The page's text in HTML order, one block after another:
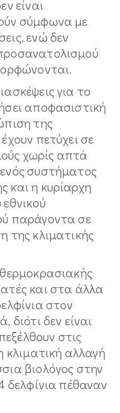
είναι
σύμφωνα με
ενώ δεν
για το
αποφασιστική
της
πετύχει σε
χωρίς απτά
συστήματος
και η κυρίαρχη
παράγοντα σε
της κλιματικής
και στα άλλα
στον
διότι δεν είναι
στις
κλιματική αλλαγή
βιολόγος στην
δελφίνια πέθαναν